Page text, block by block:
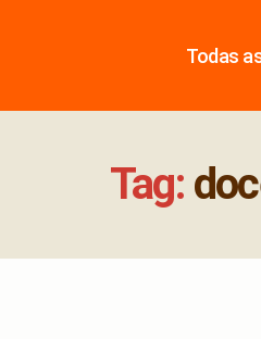
Todas
Tag: